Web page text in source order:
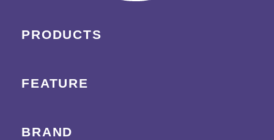
PRODUCTS
FEATURE
BRAND